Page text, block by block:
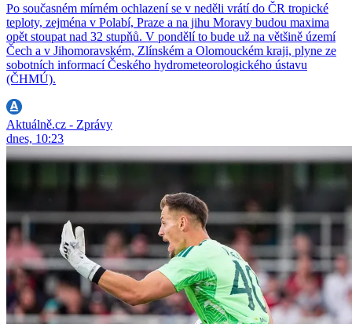
Po současném mírném ochlazení se v neděli vrátí do ČR tropické
teploty, zejména v Polabí, Praze a na jihu Moravy budou maxima
opět stoupat nad 32 stupňů. V pondělí to bude už na většině území
Čech a v Jihomoravském, Zlínském a Olomouckém kraji, plyne ze
sobotních informací Českého hydrometeorologického ústavu
(ČHMÚ).
Aktuálně.cz - Zprávy
dnes, 10:23